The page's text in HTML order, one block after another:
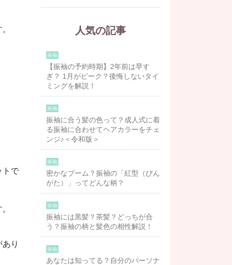
トで
り
人気の記事
振袖
【振袖の予約時期】2年前は早す
ぎ？ 1月がピーク？後悔しないタイ
ミングを解説！
振袖
振袖に合う髪の色って？成人式に着
る振袖に合わせてヘアカラーをチェ
ンジ♪＜令和版＞
振袖
密かなブーム？振袖の「紅型（びん
がた）」ってどんな柄？
振袖
振袖には黒髪？茶髪？どっちが合
う？振袖の柄と髪色の相性解説！
振袖
あなたは知ってる？自分のパーソナ